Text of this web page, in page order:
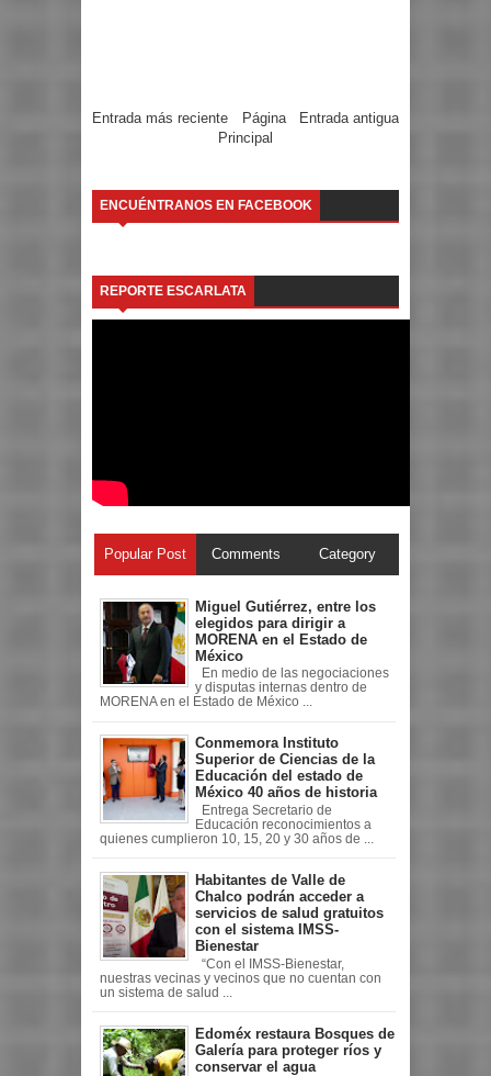
Entrada más reciente Entrada antigua
Página
Principal
ENCUÉNTRANOS EN FACEBOOK
REPORTE ESCARLATA
Popular Post Comments Category
Miguel Gutiérrez, entre los
elegidos para dirigir a
MORENA en el Estado de
México
En medio de las negociaciones
y disputas internas dentro de
MORENA en el Estado de México ...
Conmemora Instituto
Superior de Ciencias de la
Educación del estado de
México 40 años de historia
Entrega Secretario de
Educación reconocimientos a
quienes cumplieron 10, 15, 20 y 30 años de ...
Habitantes de Valle de
Chalco podrán acceder a
servicios de salud gratuitos
con el sistema IMSS-
Bienestar
“Con el IMSS-Bienestar,
nuestras vecinas y vecinos que no cuentan con
un sistema de salud ...
Edoméx restaura Bosques de
Galería para proteger ríos y
conservar el agua